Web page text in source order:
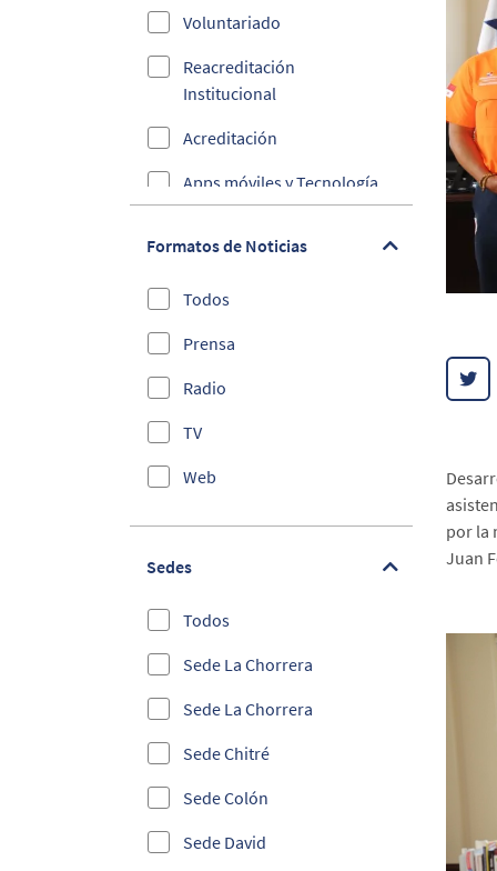
Voluntariado
Reacreditación
Institucional
Acreditación
Apps móviles y Tecnología
Empleabilidad
Entrega de Becas
Emprendimiento e
Innovación
Foros Internacionales y
Formatos de Noticias
Todos
Prensa
Radio
TV
Web
Sedes
Todos
Sede La Chorrera
Sede La Chorrera
Sede Chitré
Sede Colón
Sede David
por la
Juan